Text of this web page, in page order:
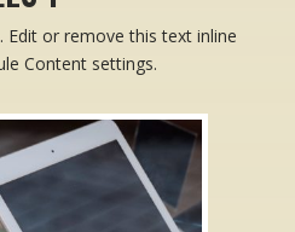
Edit or remove this text inline
Content settings.